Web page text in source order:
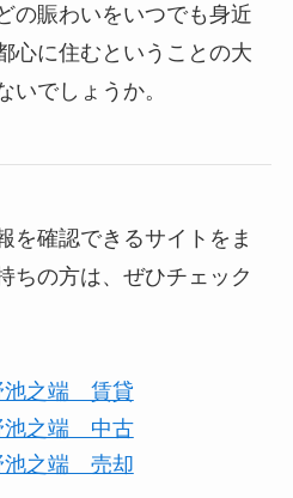
の賑わいをいつでも身近
心に住むということの大
いでしょうか。
を確認できるサイトをま
ちの方は、ぜひチェック
池之端 賃貸
池之端 中古
池之端 売却